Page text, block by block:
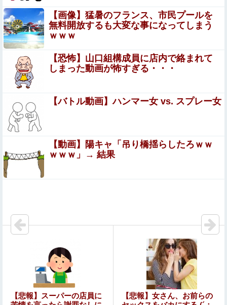
した」
【悲報】ラッパーさん、札束披露するもネット民から新社
会人の初ボーナスくらいしかないと笑われる
【悲報】佐藤二朗さん主演の「踊る」スピンオフ作品、結
局撮影中止が決定wwwwwwwwwwww
フリマ民「あと500円値下げ出来ませんか」ワイ「ほ～い
給食着はすごいニオイのときある。アイロンあてたときに
むせ込むほどにクッッッサ！ってなる
【画像】 女の子「お●ぱいデカいせいで太って見える
のまじだるい????」
【ウマ娘】ウマ娘とウマドッグの大きさのイメージ
しかないｗｗｗｗ
北海道江別大学生殺人事件、主犯格の川口被告(19)に無期
【悲報】ワイ、軽貨物ドライバーという職業を知ってしま
う・・・・・・・・・他
女性「レイプされました」検事「嘘では？」女性「傷つい
【画像】猛暑のフランス、市民プールを
無料開放するも大変な事になってしまう
ｗｗｗ
【恐怖】山口組構成員に店内で絡まれて
しまった動画が怖すぎる・・・
【バトル動画】ハンマー女 vs. スプレー女
【動画】陽キャ「吊り橋揺らしたろｗｗ
ｗｗｗ」→ 結果
【悲報】スーパーの店員に
【悲報】女さん、お前らの